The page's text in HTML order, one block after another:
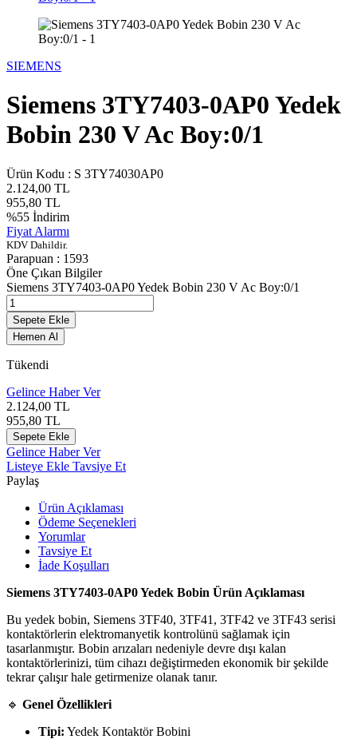
SIEMENS
Siemens 3TY7403-0AP0 Yedek
Bobin 230 V Ac Boy:0/1
Ürün Kodu : S 3TY74030AP0
2.124,00 TL
955,80 TL
%55 İndirim
Fiyat Alarmı
KDV Dahildir.
Parapuan : 1593
Öne Çıkan Bilgiler
Siemens 3TY7403-0AP0 Yedek Bobin 230 V Ac Boy:0/1
Sepete Ekle
Hemen Al
Tükendi
Gelince Haber Ver
2.124,00 TL
955,80 TL
Sepete Ekle
Gelince Haber Ver
Listeye Ekle Tavsiye Et
Paylaş
Ürün Açıklaması
Ödeme Seçenekleri
Yorumlar
Tavsiye Et
İade Koşulları
Siemens 3TY7403-0AP0 Yedek Bobin Ürün Açıklaması
Bu yedek bobin, Siemens 3TF40, 3TF41, 3TF42 ve 3TF43 serisi
kontaktörlerin elektromanyetik kontrolünü sağlamak için
tasarlanmıştır. Bobin arızaları nedeniyle devre dışı kalan
kontaktörlerinizi, tüm cihazı değiştirmeden ekonomik bir şekilde
tekrar çalışır hale getirmenize olanak tanır.
🔹 Genel Özellikleri
Tipi: Yedek Kontaktör Bobini